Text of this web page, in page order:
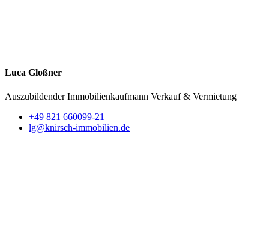
Luca Gloßner
Auszubildender Immobilienkaufmann Verkauf & Vermietung
+49 821 660099-21
lg@knirsch-immobilien.de